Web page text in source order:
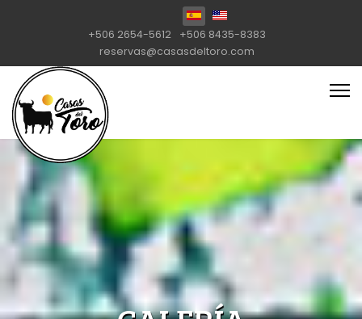
Seleccione su idioma
+506 2654-5612
+506 8435-8383
reservas@casasdeltoro.com